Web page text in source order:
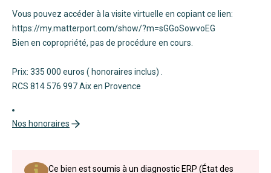
Vous pouvez accéder à la visite virtuelle en copiant ce lien:
https://my.matterport.com/show/?m=sGGoSowvoEG
Bien en copropriété, pas de procédure en cours.
Prix: 335 000 euros ( honoraires inclus) .
RCS 814 576 997 Aix en Provence
Nos honoraires
Ce bien est soumis à un diagnostic ERP (État des